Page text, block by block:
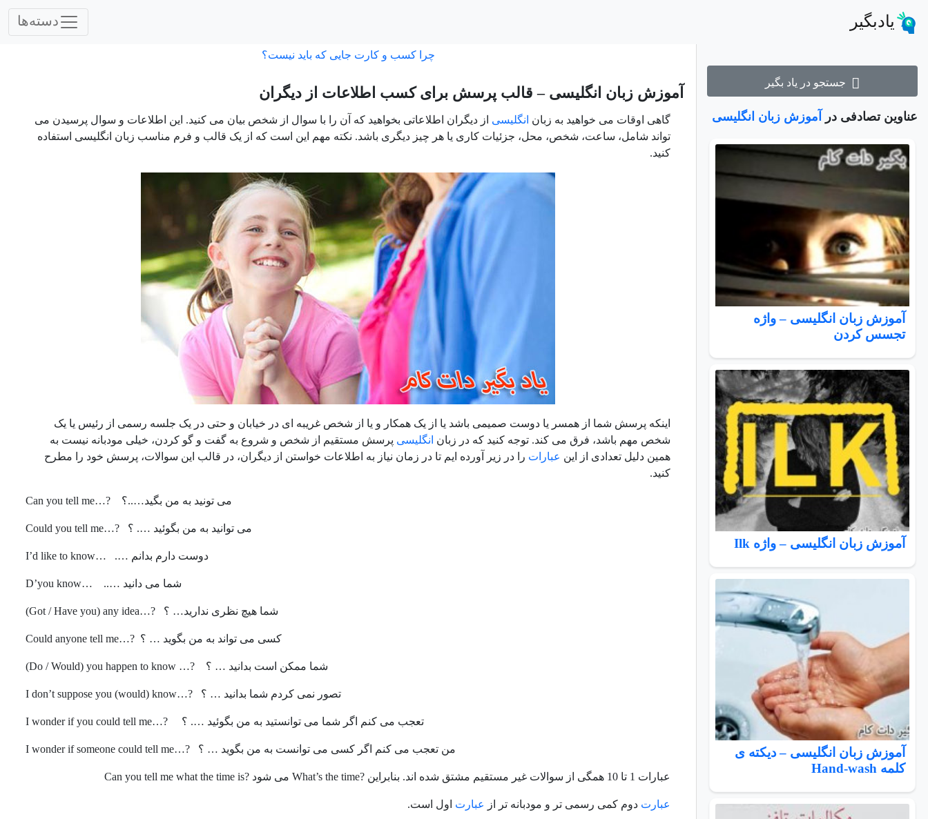
یادبگیر دسته‌ها
جستجو در یاد بگیر
عناوین تصادفی در آموزش زبان انگلیسی
آموزش زبان انگلیسی – واژه
تجسس کردن
آموزش زبان انگلیسی – واژه Ilk
آموزش زبان انگلیسی – دیکته ی
کلمه Hand-wash
چرا کسب و کارت جایی که باید نیست؟
آموزش زبان انگلیسی – قالب پرسش برای کسب اطلاعات از دیگران
گاهی اوقات می خواهید به زبان انگلیسی از دیگران اطلاعاتی بخواهید که آن را با سوال از شخص بیان می کنید. این اطلاعات و سوال پرسیدن می
تواند شامل، ساعت، شخص، محل، جزئیات کاری یا هر چیز دیگری باشد. نکته مهم این است که از یک قالب و فرم مناسب زبان انگلیسی استفاده
کنید.
اینکه پرسش شما از همسر یا دوست صمیمی باشد یا از یک همکار و یا از شخص غریبه ای در خیابان و حتی در یک جلسه رسمی از رئیس یا یک
شخص مهم باشد، فرق می کند. توجه کنید که در زبان انگلیسی پرسش مستقیم از شخص و شروع به گفت و گو کردن، خیلی مودبانه نیست به
همین دلیل تعدادی از این عبارات را در زیر آورده ایم تا در زمان نیاز به اطلاعات خواستن از دیگران، در قالب این سوالات، پرسش خود را مطرح
کنید.
می تونید به من بگید…..؟?
…Can you tell me
می توانید به من بگوئید …. ؟?…
Could you tell me
دوست دارم بدانم …. …
I’d like to know
شما می دانید ….. …
D’you know
شما هیچ نظری ندارید… ؟?…
Got / Have you) any idea)
کسی می تواند به من بگوید … ؟?…
Could anyone tell me
شما ممکن است بدانید … ؟?…
Do / Would) you happen to know)
تصور نمی کردم شما بدانید … ؟ ?…
I don’t suppose you (would) know
تعجب می کنم اگر شما می توانستید به من بگوئید …. ؟ ?…
I wonder if you could tell me
من تعجب می کنم اگر کسی می توانست به من بگوید … ؟ ?…
I wonder if someone could tell me
عبارات 1 تا 10 همگی از سوالات غیر مستقیم مشتق شده اند. بنابراین ?What’s the time می شود ?
Can you tell me what the time is
عبارت دوم کمی رسمی تر و مودبانه تر از عبارت اول است.